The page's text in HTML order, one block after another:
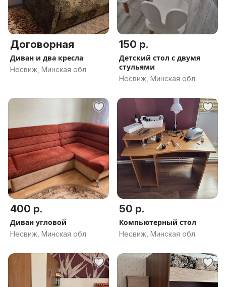
Договорная
Диван и два кресла
Несвиж, Минская обл.
150 р.
Детский стол с двумя
стульями
Несвиж, Минская обл.
400 р.
Диван угловой
Несвиж, Минская обл.
50 р.
Компьютерный стол
Несвиж, Минская обл.